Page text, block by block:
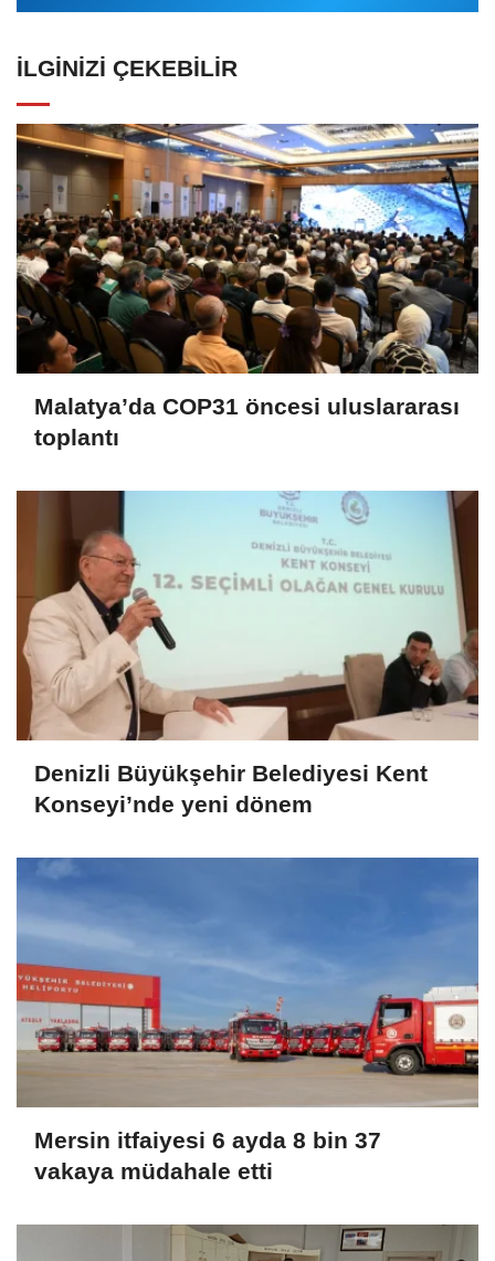
İLGINIZI ÇEKEBILIR
Malatya’da COP31 öncesi uluslararası
toplantı
Denizli Büyükşehir Belediyesi Kent
Konseyi’nde yeni dönem
Mersin itfaiyesi 6 ayda 8 bin 37
vakaya müdahale etti